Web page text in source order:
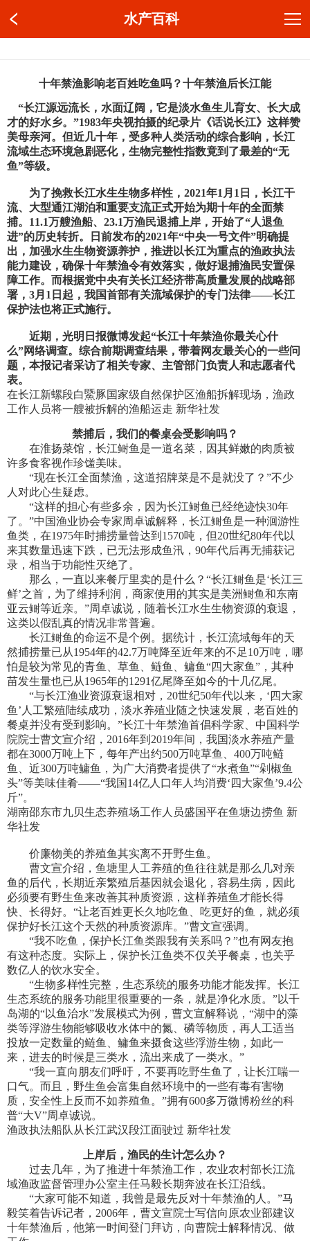
水产百科
十年禁渔影响老百姓吃鱼吗？十年禁渔后长江能
“长江源远流长，水面辽阔，它是淡水鱼生儿育女、长大成
才的好水乡。”1983年央视拍摄的纪录片《话说长江》这样赞
美母亲河。但近几十年，受多种人类活动的综合影响，长江
流域生态环境急剧恶化，生物完整性指数竟到了最差的“无
鱼”等级。
为了挽救长江水生生物多样性，2021年1月1日，长江干
流、大型通江湖泊和重要支流正式开始为期十年的全面禁
捕。11.1万艘渔船、23.1万渔民退捕上岸，开始了“人退鱼
进”的历史转折。日前发布的2021年“中央一号文件”明确提
出，加强水生生物资源养护，推进以长江为重点的渔政执法
能力建设，确保十年禁渔令有效落实，做好退捕渔民安置保
障工作。而根据党中央有关长江经济带高质量发展的战略部
署，3月1日起，我国首部有关流域保护的专门法律——长江
保护法也将正式施行。
近期，光明日报微博发起“长江十年禁渔你最关心什
么”网络调查。综合前期调查结果，带着网友最关心的一些问
题，本报记者采访了相关专家、主管部门负责人和志愿者代
表。
在长江新螺段白鱀豚国家级自然保护区渔船拆解现场，渔政
工作人员将一艘被拆解的渔船运走 新华社发
禁捕后，我们的餐桌会受影响吗？
在淮扬菜馆，长江鲥鱼是一道名菜，因其鲜嫩的肉质被
许多食客视作珍馐美味。
“现在长江全面禁渔，这道招牌菜是不是就没了？”不少
人对此心生疑虑。
“这样的担心有些多余，因为长江鲥鱼已经绝迹快30年
了。”中国渔业协会专家周卓诚解释，长江鲥鱼是一种洄游性
鱼类，在1975年时捕捞量曾达到1570吨，但20世纪80年代以
来其数量迅速下跌，已无法形成鱼汛，90年代后再无捕获记
录，相当于功能性灭绝了。
那么，一直以来餐厅里卖的是什么？“长江鲥鱼是‘长江三
鲜’之首，为了维持利润，商家使用的其实是美洲鲥鱼和东南
亚云鲥等近亲。”周卓诚说，随着长江水生生物资源的衰退，
这类以假乱真的情况非常普遍。
长江鲥鱼的命运不是个例。据统计，长江流域每年的天
然捕捞量已从1954年的42.7万吨降至近年来的不足10万吨，哪
怕是较为常见的青鱼、草鱼、鲢鱼、鳙鱼“四大家鱼”，其种
苗发生量也已从1965年的1291亿尾降至如今的十几亿尾。
“与长江渔业资源衰退相对，20世纪50年代以来，‘四大家
鱼’人工繁殖陆续成功，淡水养殖业随之快速发展，老百姓的
餐桌并没有受到影响。”长江十年禁渔首倡科学家、中国科学
院院士曹文宣介绍，2016年到2019年间，我国淡水养殖产量
都在3000万吨上下，每年产出约500万吨草鱼、400万吨鲢
鱼、近300万吨鳙鱼，为广大消费者提供了“水煮鱼”“剁椒鱼
头”等美味佳肴——“我国14亿人口年人均消费‘四大家鱼’9.4公
斤”。
湖南邵东市九贝生态养殖场工作人员盛国平在鱼塘边捞鱼 新
华社发
价廉物美的养殖鱼其实离不开野生鱼。
曹文宣介绍，鱼塘里人工养殖的鱼往往就是那么几对亲
鱼的后代，长期近亲繁殖后基因就会退化，容易生病，因此
必须要有野生鱼来改善其种质资源，这样养殖鱼才能长得
快、长得好。“让老百姓更长久地吃鱼、吃更好的鱼，就必须
保护好长江这个天然的种质资源库。”曹文宣强调。
“我不吃鱼，保护长江鱼类跟我有关系吗？”也有网友抱
有这种态度。实际上，保护长江鱼类不仅关乎餐桌，也关乎
数亿人的饮水安全。
“生物多样性完整，生态系统的服务功能才能发挥。长江
生态系统的服务功能里很重要的一条，就是净化水质。”以千
岛湖的“以鱼治水”发展模式为例，曹文宣解释说，“湖中的藻
类等浮游生物能够吸收水体中的氮、磷等物质，再人工适当
投放一定数量的鲢鱼、鳙鱼来摄食这些浮游生物，如此一
来，进去的时候是三类水，流出来成了一类水。”
“我一直向朋友们呼吁，不要再吃野生鱼了，让长江喘一
口气。而且，野生鱼会富集自然环境中的一些有毒有害物
质，安全性上反而不如养殖鱼。”拥有600多万微博粉丝的科
普“大V”周卓诚说。
渔政执法船队从长江武汉段江面驶过 新华社发
上岸后，渔民的生计怎么办？
过去几年，为了推进十年禁渔工作，农业农村部长江流
域渔政监督管理办公室主任马毅长期奔波在长江沿线。
“大家可能不知道，我曾是最先反对十年禁渔的人。”马
毅笑着告诉记者，2006年，曹文宣院士写信向原农业部建议
十年禁渔后，他第一时间登门拜访，向曹院士解释情况、做